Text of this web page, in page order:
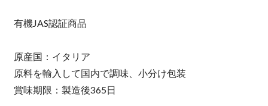
有機JAS認証商品
原産国：イタリア
原料を輸入して国内で調味、小分け包装
賞味期限：製造後365日